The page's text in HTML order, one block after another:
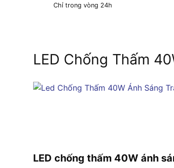
Chỉ trong vòng 24h
LED Chống Thấm
LED chống thấm 40W ánh